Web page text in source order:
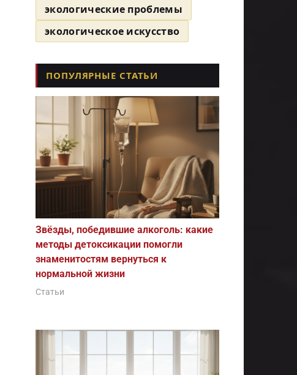
экологические проблемы
экологическое искусство
ПОПУЛЯРНЫЕ СТАТЬИ
Звёзды, победившие алкоголь: какие
методы детоксикации помогли
знаменитостям вернуться к
нормальной жизни
Статьи